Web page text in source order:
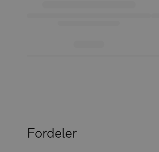
Fordeler